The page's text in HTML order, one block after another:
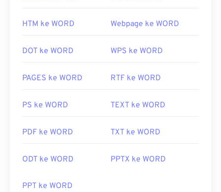
HTM ke WORD Webpage ke WORD
DOT ke WORD WPS ke WORD
PAGES ke WORD RTF ke WORD
PS ke WORD TEXT ke WORD
PDF ke WORD TXT ke WORD
ODT ke WORD PPTX ke WORD
PPT ke WORD